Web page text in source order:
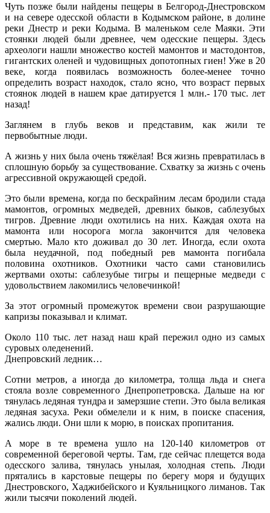
Чуть позже были найдены пещеры в Белгород-Днестровском
и на севере одесской области в Кодымском районе, в долине
реки Днестр и реки Кодыма. В маленьком селе Маяки. Эти
стоянки людей были древнее, чем одесские пещеры. Здесь
археологи нашли множество костей мамонтов и мастодонтов,
гигантских оленей и чудовищных допотопных гиен! Уже в 20
веке, когда появилась возможность более-менее точно
определить возраст находок, стало ясно, что возраст первых
стоянок людей в нашем крае датируется 1 млн.- 170 тыс. лет
назад!
Заглянем в глубь веков и представим, как жили те
первобытные люди.
А жизнь у них была очень тяжёлая! Вся жизнь превратилась в
сплошную борьбу за существование. Схватку за жизнь с очень
агрессивной окружающей средой.
Это были времена, когда по бескрайним лесам бродили стада
мамонтов, огромных медведей, древних быков, саблезубых
тигров. Древние люди охотились на них. Каждая охота на
мамонта или носорога могла закончится для человека
смертью. Мало кто доживал до 30 лет. Иногда, если охота
была неудачной, под победный рев мамонта погибала
половина охотников. Охотники часто сами становились
жертвами охоты: саблезубые тигры и пещерные медведи с
удовольствием лакомились человечинкой!
За этот огромный промежуток времени свои разрушающие
капризы показывал и климат.
Около 110 тыс. лет назад наш край пережил одно из самых
суровых оледенений.
Днепровский ледник…
Сотни метров, а иногда до километра, толща льда и снега
стояла возле современного Днепропетровска. Дальше на юг
тянулась ледяная тундра и замерзшие степи. Это была великая
ледяная засуха. Реки обмелели и к ним, в поиске спасения,
жались люди. Они шли к морю, в поисках пропитания.
А море в те времена ушло на 120-140 километров от
современной береговой черты. Там, где сейчас плещется вода
одесского залива, тянулась унылая, холодная степь. Люди
прятались в карстовые пещеры по берегу моря и будущих
Днестровского, Хаджибейского и Куяльницкого лиманов. Так
жили тысячи поколений людей.